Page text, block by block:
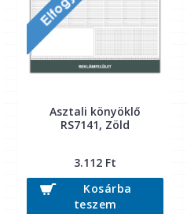
Asztali könyöklő
RS7141, Zöld
3.112 Ft
Kosárba
teszem